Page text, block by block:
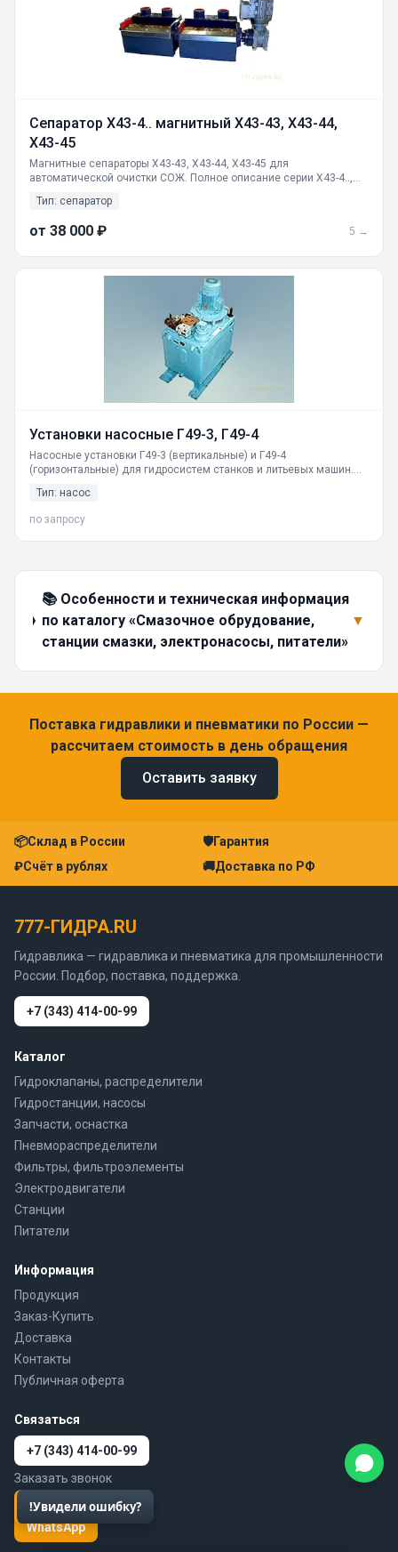
Сепаратор Х43-4.. магнитный Х43-43, Х43-44,
Х43-45
Магнитные сепараторы Х43-43, Х43-44, Х43-45 для
автоматической очистки СОЖ. Полное описание серии Х43-4..,
ГИДРАВЛИКА в Екатеринбурге.
Тип: сепаратор
от 38 000 ₽ 5 →
Установки насосные Г49-3, Г49-4
Насосные установки Г49-3 (вертикальные) и Г49-4
(горизонтальные) для гидросистем станков и литьевых машин.
Производство ГИДРАВЛИКА. Доставка по РФ. Гарантия.
Тип: насос
по запросу
📚 Особенности и техническая информация
по каталогу «Смазочное обрудование,
станции смазки, электронасосы, питатели»
▼
Поставка гидравлики и пневматики по России —
рассчитаем стоимость в день обращения
Оставить заявку
📦Склад в России 🛡Гарантия
₽Счёт в рублях 🚚Доставка по РФ
777-ГИДРА.RU
Гидравлика — гидравлика и пневматика для промышленности
России. Подбор, поставка, поддержка.
+7 (343) 414-00-99
Каталог
Гидроклапаны, распределители
Гидростанции, насосы
Запчасти, оснастка
Пневмораспределители
Фильтры, фильтроэлементы
Электродвигатели
Станции
Питатели
Информация
Продукция
Заказ-Купить
Доставка
Контакты
Публичная оферта
Связаться
+7 (343) 414-00-99
Заказать звонок
4140099@mail.ru
WhatsApp